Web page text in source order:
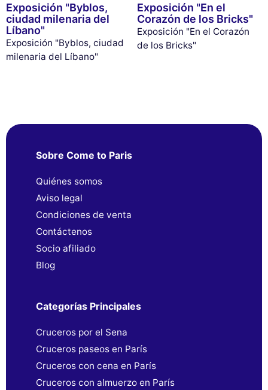
Exposición "Byblos,
ciudad milenaria del
Líbano"
Exposición "Byblos, ciudad
milenaria del Líbano"
Exposición "En el
Corazón de los Bricks"
Exposición "En el Corazón
de los Bricks"
Sobre Come to Paris
Quiénes somos
Aviso legal
Condiciones de venta
Contáctenos
Socio afiliado
Blog
Categorías Principales
Cruceros por el Sena
Cruceros paseos en París
Cruceros con cena en París
Cruceros con almuerzo en París